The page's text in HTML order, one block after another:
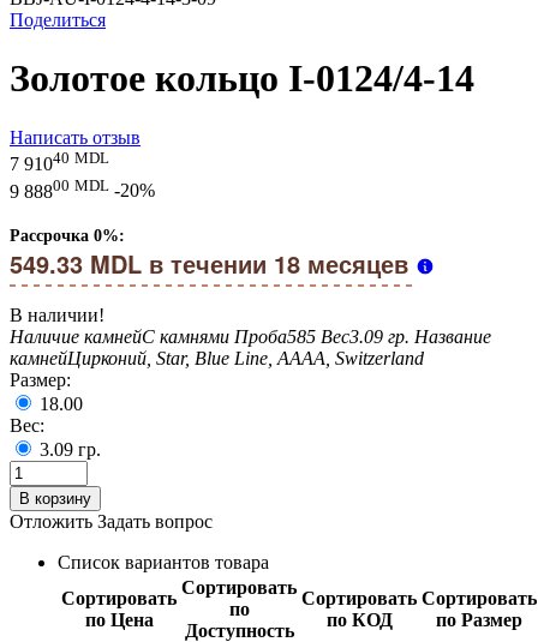
Поделиться
Золотое кольцо I-0124/4-14
Написать отзыв
7 91040 MDL
9 88800 MDL -20%
Рассрочка 0%:
549.33 MDL в течении 18 месяцев
В наличии!
Наличие камнейС камнями Проба585 Вес3.09 гр. Название
камнейЦирконий, Star, Blue Line, AAAA, Switzerland
Размер:
18.00
Вес:
3.09 гр.
В корзину
Отложить Задать вопрос
Список вариантов товара
Сортировать
по Цена
Сортировать
по
Доступность
Сортировать
по КОД
Сортировать
по Размер